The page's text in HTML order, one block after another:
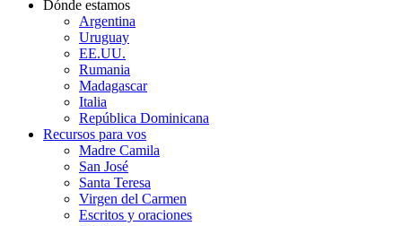
Dónde estamos
Argentina
Uruguay
EE.UU.
Rumania
Madagascar
Italia
República Dominicana
Recursos para vos
Madre Camila
San José
Santa Teresa
Virgen del Carmen
Escritos y oraciones